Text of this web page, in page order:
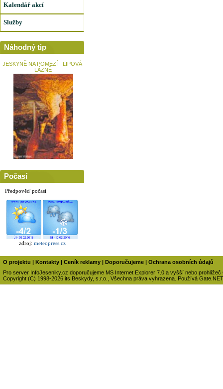
Kalendář akcí
Služby
Náhodný tip
JESKYNĚ NA POMEZÍ - LIPOVÁ-
LÁZNĚ
Počasí
Předpověď počasí
zdroj: meteopress.cz
O projektu | Kontakty | Ceník reklamy | Doporučujeme | Ochrana osobních údajů
Pro server InfoJeseniky.cz doporučujeme MS Internet Explorer 7.0 a vyšší nebo prohlížeč
Copyright (C) 1998-2026 its Beskydy, s.r.o., Všechna práva vyhrazena. Používá